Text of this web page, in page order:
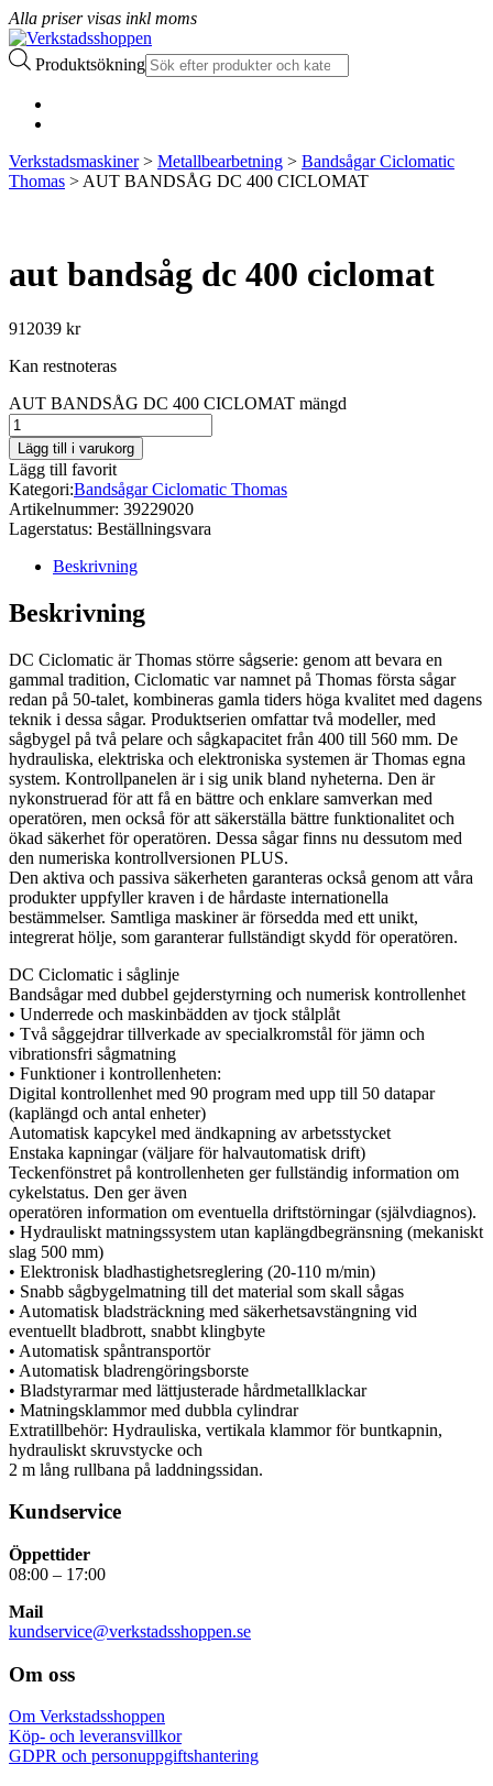
Alla priser visas inkl moms
Produktsökning
Verkstadsmaskiner> Metallbearbetning > Bandsågar Ciclomatic
Thomas > AUT BANDSÅG DC 400 CICLOMAT
aut bandsåg dc 400 ciclomat
912039 kr
Kan restnoteras
AUT BANDSÅG DC 400 CICLOMAT mängd
Lägg till i varukorg
Lägg till favorit
Kategori:Bandsågar Ciclomatic Thomas
Artikelnummer: 39229020
Lagerstatus: Beställningsvara
Beskrivning
Beskrivning
DC Ciclomatic är Thomas större sågserie: genom att bevara en
gammal tradition, Ciclomatic var namnet på Thomas första sågar
redan på 50-talet, kombineras gamla tiders höga kvalitet med dagens
teknik i dessa sågar. Produktserien omfattar två modeller, med
sågbygel på två pelare och sågkapacitet från 400 till 560 mm. De
hydrauliska, elektriska och elektroniska systemen är Thomas egna
system. Kontrollpanelen är i sig unik bland nyheterna. Den är
nykonstruerad för att få en bättre och enklare samverkan med
operatören, men också för att säkerställa bättre funktionalitet och
ökad säkerhet för operatören. Dessa sågar finns nu dessutom med
den numeriska kontrollversionen PLUS.
Den aktiva och passiva säkerheten garanteras också genom att våra
produkter uppfyller kraven i de hårdaste internationella
bestämmelser. Samtliga maskiner är försedda med ett unikt,
integrerat hölje, som garanterar fullständigt skydd för operatören.
DC Ciclomatic i såglinje
Bandsågar med dubbel gejderstyrning och numerisk kontrollenhet
• Underrede och maskinbädden av tjock stålplåt
• Två såggejdrar tillverkade av specialkromstål för jämn och
vibrationsfri sågmatning
• Funktioner i kontrollenheten:
Digital kontrollenhet med 90 program med upp till 50 datapar
(kaplängd och antal enheter)
Automatisk kapcykel med ändkapning av arbetsstycket
Enstaka kapningar (väljare för halvautomatisk drift)
Teckenfönstret på kontrollenheten ger fullständig information om
cykelstatus. Den ger även
operatören information om eventuella driftstörningar (självdiagnos).
• Hydrauliskt matningssystem utan kaplängdbegränsning (mekaniskt
slag 500 mm)
• Elektronisk bladhastighetsreglering (20-110 m/min)
• Snabb sågbygelmatning till det material som skall sågas
• Automatisk bladsträckning med säkerhetsavstängning vid
eventuellt bladbrott, snabbt klingbyte
• Automatisk spåntransportör
• Automatisk bladrengöringsborste
• Bladstyrarmar med lättjusterade hårdmetallklackar
• Matningsklammor med dubbla cylindrar
Extratillbehör: Hydrauliska, vertikala klammor för buntkapnin,
hydrauliskt skruvstycke och
2 m lång rullbana på laddningssidan.
Kundservice
Öppettider
08:00 – 17:00
Mail
kundservice@verkstadsshoppen.se
Om oss
Om Verkstadsshoppen
Köp- och leveransvillkor
GDPR och personuppgiftshantering